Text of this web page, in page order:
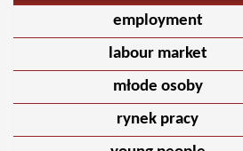
employment
labour market
młode osoby
rynek pracy